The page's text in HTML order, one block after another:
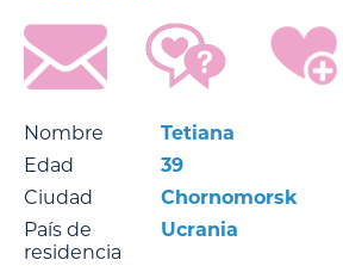
Nombre
Tetiana
Edad
39
Ciudad
Chornomorsk
País de
residencia
Ucrania